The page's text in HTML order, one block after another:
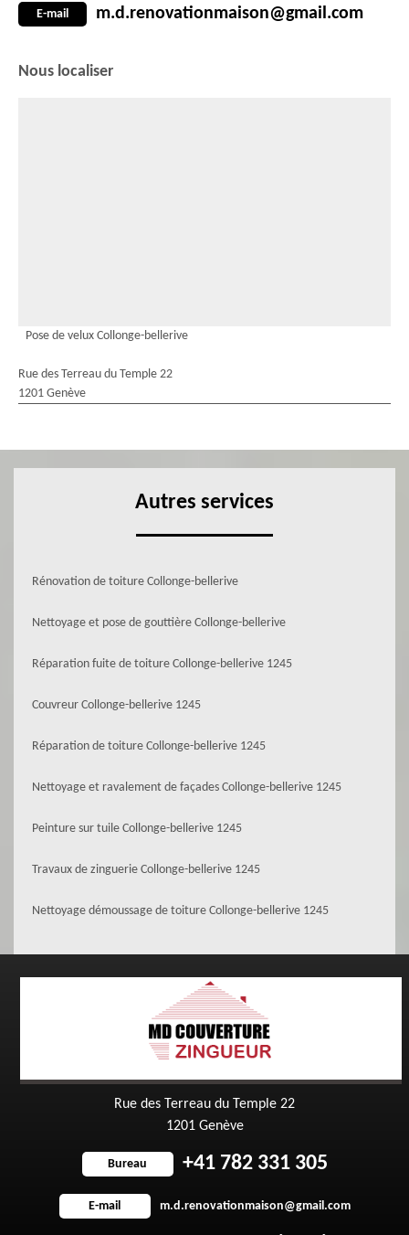
E-mail m.d.renovationmaison@gmail.com
Nous localiser
Pose de velux Collonge-bellerive
Rue des Terreau du Temple 22
1201 Genève
Autres services
Rénovation de toiture Collonge-bellerive
Nettoyage et pose de gouttière Collonge-bellerive
Réparation fuite de toiture Collonge-bellerive 1245
Couvreur Collonge-bellerive 1245
Réparation de toiture Collonge-bellerive 1245
Nettoyage et ravalement de façades Collonge-bellerive 1245
Peinture sur tuile Collonge-bellerive 1245
Travaux de zinguerie Collonge-bellerive 1245
Nettoyage démoussage de toiture Collonge-bellerive 1245
Rue des Terreau du Temple 22
1201 Genève
Bureau +41 782 331 305
E-mail m.d.renovationmaison@gmail.com